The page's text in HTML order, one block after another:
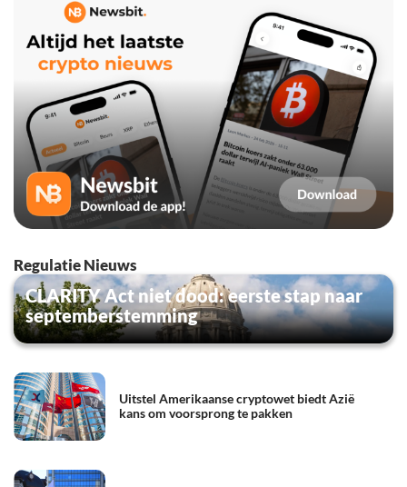
Regulatie Nieuws
CLARITY Act niet dood: eerste stap naar
septemberstemming
Uitstel Amerikaanse cryptowet biedt Azië
kans om voorsprong te pakken